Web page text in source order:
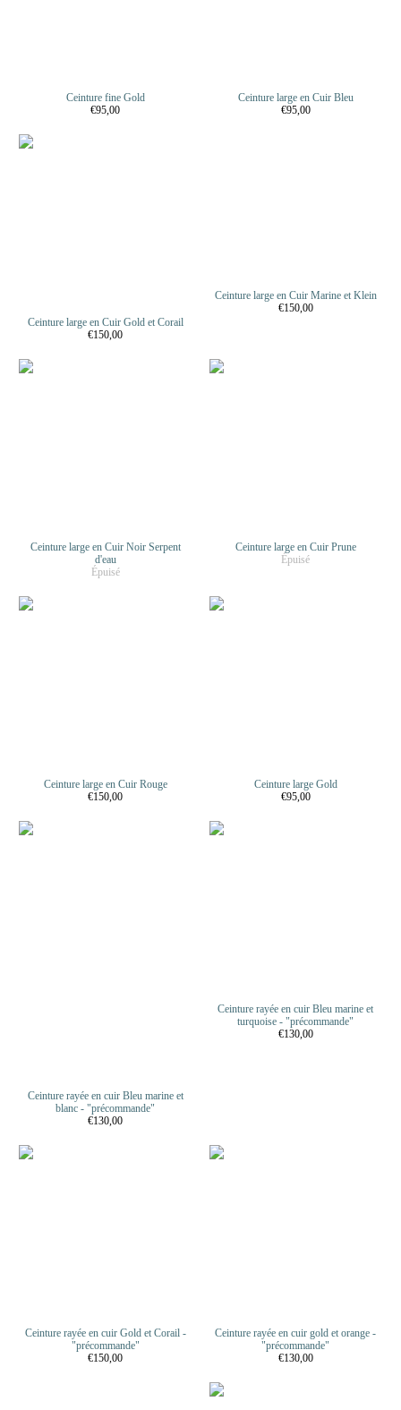
Ceinture fine Gold
€95,00
Ceinture large en Cuir Bleu
€95,00
Ceinture large en Cuir Gold et Corail
€150,00
Ceinture large en Cuir Marine et Klein
€150,00
Ceinture large en Cuir Noir Serpent
d'eau
Épuisé
Ceinture large en Cuir Prune
Épuisé
Ceinture large en Cuir Rouge
€150,00
Ceinture large Gold
€95,00
Ceinture rayée en cuir Bleu marine et
blanc - "précommande"
€130,00
Ceinture rayée en cuir Bleu marine et
turquoise - "précommande"
€130,00
Ceinture rayée en cuir Gold et Corail -
"précommande"
€150,00
Ceinture rayée en cuir gold et orange -
"précommande"
€130,00